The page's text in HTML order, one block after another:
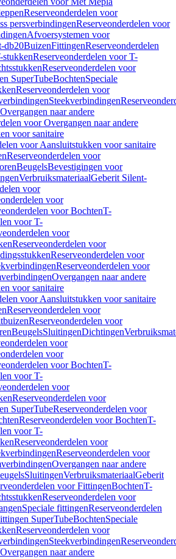
Reserveonderdelen voor
persverbindingenReserveonderdelen voor
Afvoersystemen voor
db20BuizenFittingenReserveonderdelen
stukkenReserveonderdelen voor T-
Reserveonderdelen voor
SuperTubeBochtenSpeciale
Reserveonderdelen voor
Steekverbindingen
Overgangen naar andere
voor Overgangen naar andere
voor sanitaire
voor Aansluitstukken voor sanitaire
Reserveonderdelen voor
BeugelsBevestigingen voor
VerbruiksmateriaalGeberit Silent-
voor
voor
voor BochtenT-
voor T-
voor
Reserveonderdelen voor
Reserveonderdelen voor
Reserveonderdelen voor
Overgangen naar andere
voor sanitaire
voor Aansluitstukken voor sanitaire
Reserveonderdelen voor
Reserveonderdelen voor
BeugelsSluitingenDichtingen
voor
voor
voor BochtenT-
voor T-
voor
Reserveonderdelen voor
SuperTubeReserveonderdelen voor
Reserveonderdelen voor BochtenT-
voor T-
Reserveonderdelen voor
Reserveonderdelen voor
Overgangen naar andere
SluitingenVerbruiksmateriaalGeberit
voor FittingenBochtenT-
Reserveonderdelen voor
Speciale fittingenReserveonderdelen
SuperTubeBochtenSpeciale
Reserveonderdelen voor
Steekverbindingen
Overgangen naar andere